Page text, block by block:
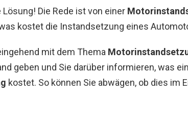
Die Rede ist von einer
kostet die Instandsetzung eines
mit dem Thema
geben und Sie darüber informieren, was
kostet. So können Sie abwägen, ob dies im